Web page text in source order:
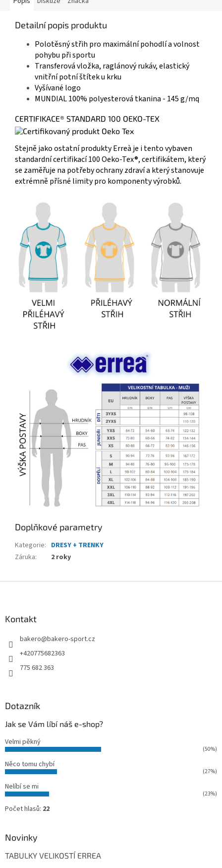
Detailní popis produktu
Polotěsný střih pro maximální pohodlí a volnost
pohybu při sportu
Transferová vložka, raglánový rukáv, elastický
vnitřní potní štítek u krku
Vyšívané logo
MUNDIAL 100% polyesterová tkanina - 145 g/mq
CERTIFIKACE® STANDARD 100 OEKO-TEX
Stejně jako ostatní produkty Erreà je i tento vybaven
standardní certifikací 100 Oeko-Tex®, certifikátem, který
se zaměřuje na potřeby ochrany zdraví a který stanovuje
extrémně přísné limity pro komponenty výrobků.
Doplňkové parametry
Kategorie: DRESY + TRENKY
Záruka: 2 roky
Kontakt
bakero@bakero-sport.cz
+420775682363
775 682 363
Dotazník
Jak se Vám líbí náš e-shop?
Velmi pěkný
(50%)
Něco tomu chybí
(27%)
Nelíbí se mi
(23%)
Počet hlasů: 22
Novinky
TABULKY VELIKOSTÍ ERREA